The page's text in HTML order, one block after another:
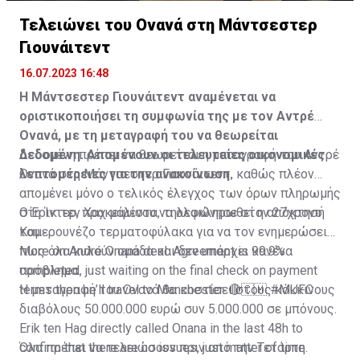
Τελειώνει του Ονανά στη Μάντσεστερ
Γιουνάιτεντ
16.07.2023 16:48
Η Μάντσεστερ Γιουνάιτεντ αναμένεται να
οριστικοποιήσει τη συμφωνία της με τον Αντρέ
Ονανά, με τη μεταγραφή του να θεωρείται
δεδομένη. Απομένουν οι τελευταίες οικονομικές
λεπτομέρειες για την ανακοίνωση.
Δεδομένη πρέπει να θεωρείται η μεταγραφή του Αντρέ
Ονανά στη Μάντσεστερ Γιουνάιτεντ, καθώς πλέον
απομένει μόνο ο τελικός έλεγχος των όρων πληρωμής
στη Ίντερ, προκειμένου να ολοκληρωθεί η απόκτησή
του.
Ο Έρικ τεν Χαχ μάλιστα, τηλεφώνησε στον 27χρονο
Καμερουνέζο τερματοφύλακα για να τον ενημερώσει
πως όλα κυλούν ομάδα και δεν υπάρχει κανένα
πρόβλημα.
More on André Onana deal. Agreement is 99.9%
completed, just waiting on the final check on payment
terms then he’ll travel to Manchester. 🔴🇨🇲#MUFC
Erik ten Hag directly called Onana in the last 48h to
confirm that there are no issues, just matter of time.
Η μεταγραφή του Ονανά θα κοστίσει στους κόκκινους
διαβόλους 50.000.000 ευρώ συν 5.000.000 σε μπόνους.
Όλα πρέπει να τελειώσουν πριν από την Τετάρτη